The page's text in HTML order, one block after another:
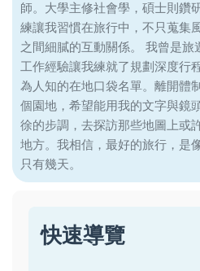
師。大學主修社會學，碩士則鑽
練讓我習慣在旅行中，不只蒐集
之間細膩的互動關係。 我曾是
工作經驗讓我練就了規劃深度行
為人知的在地口袋名單。離開體
個園地，希望能用我的文字與鏡
徐的步調，去探訪那些地圖上或
地方。我相信，最好的旅行，是
只有幾天。
快速導覽